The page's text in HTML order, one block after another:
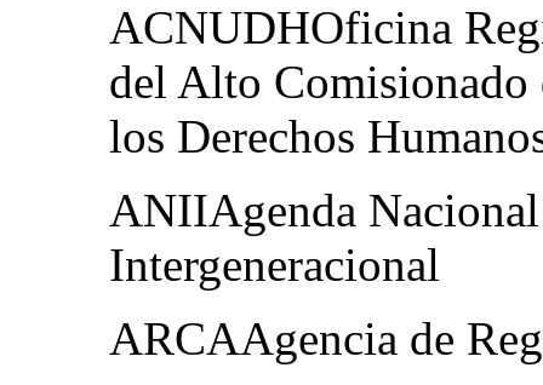
ACNUDHOficina
del Alto Comisionado
los Derechos
ANIIAgenda
Intergeneracional
ARCAAgencia de